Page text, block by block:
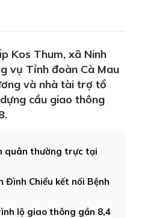
Kos Thum, xã Ninh
vụ Tỉnh đoàn Cà Mau
và nhà tài trợ tổ
cầu giao thông
quân thường trực tại
Đình Chiểu kết nối Bệnh
lộ giao thông gần 8,4